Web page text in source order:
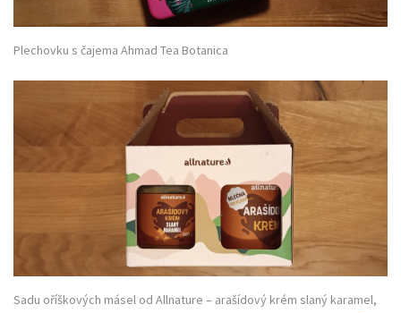
Plechovku s čajema Ahmad Tea Botanica
Sadu oříškových másel od Allnature – arašídový krém slaný karamel,